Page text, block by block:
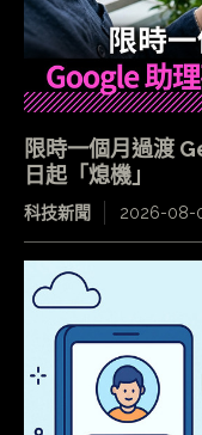
限時一個月過渡
日起「熄機」
科技新聞 2026-08-